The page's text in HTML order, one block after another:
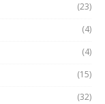
(23)
(4)
(4)
(15)
(32)